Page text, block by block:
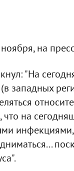
на
"На
западных
на